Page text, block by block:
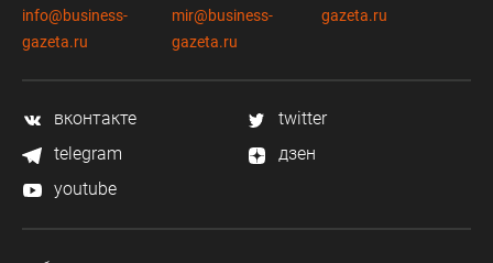
info@business-
gazeta.ru
mir@business-
gazeta.ru
gazeta.ru
вконтакте
twitter
telegram
дзен
youtube